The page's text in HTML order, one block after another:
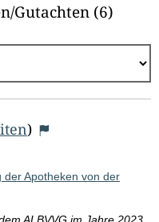
h
⁠Gutachten (6)
)
der Apotheken von der
ALBVVG im Jahre 2023